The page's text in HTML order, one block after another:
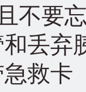
不要
弃
救卡